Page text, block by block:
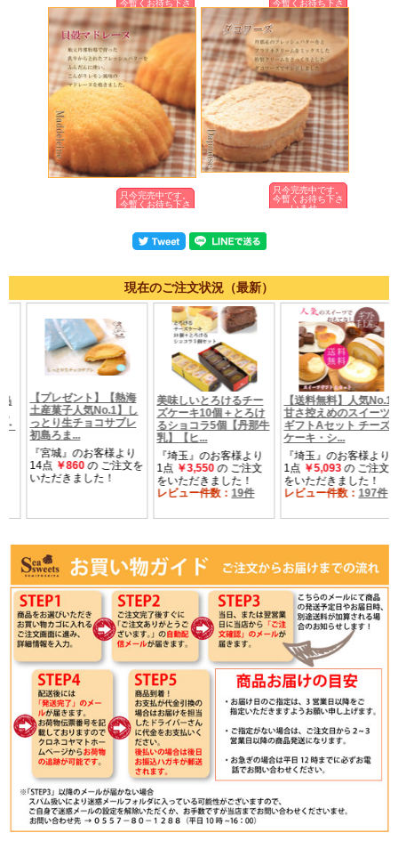
今暫くお待ち下さ
いませ。
今暫くお待ち下さ
只今完売中です。
今暫くお待ち下さ
只今完売中です。
今暫くお待ち下さ
いませ。
現在のご注文状況（最新）